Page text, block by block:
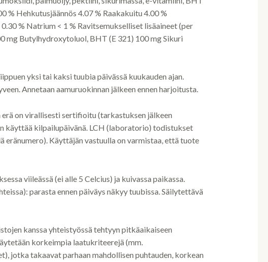
% Hehkutusjäännös 4.07 % Raakakuitu 4.00 %
% Natrium < 1 % Ravitsemukselliset lisäaineet (per
mg Butylhydroxytoluol, BHT (E 321) 100 mg Sikuri
yksi tai kaksi tuubia päivässä kuukauden ajan.
Annetaan aamuruokinnan jälkeen ennen harjoitusta.
on virallisesti sertifioitu (tarkastuksen jälkeen
käyttää kilpailupäivänä. LCH (laboratorio) todistukset
Käyttäjän vastuulla on varmistaa, että tuote
viileässä (ei alle 5 Celcius) ja kuivassa paikassa.
parasta ennen päiväys näkyy tuubissa. Säilytettävä
kanssa yhteistyössä tehtyyn pitkäaikaiseen
korkeimpia laatukriteerejä (mm.
jotka takaavat parhaan mahdollisen puhtauden, korkean